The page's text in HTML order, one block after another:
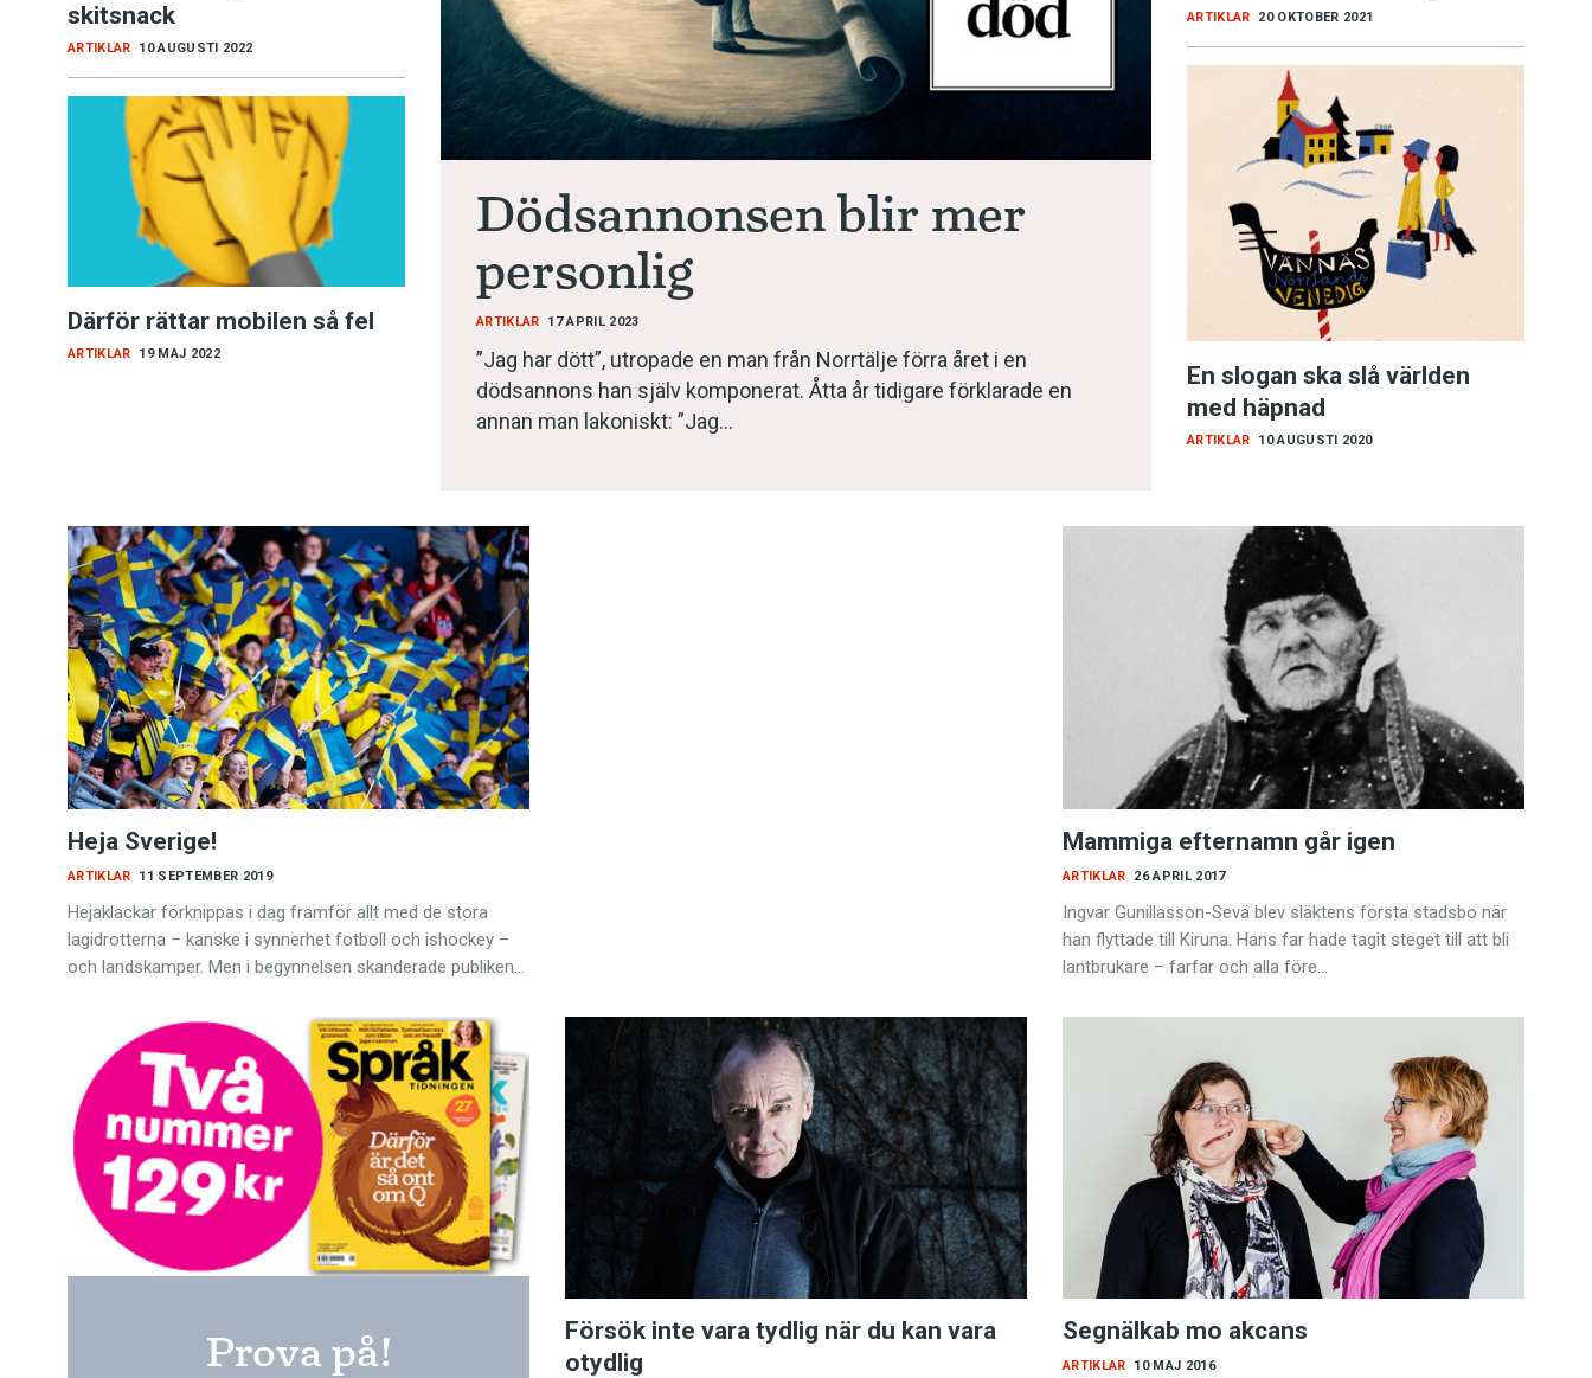
Anmäl till språkpolisen
Föreslå nyord
Annonsera
Prenumerera
Läs Språktidningen digitalt
Dödsannonsen blir mer
personlig
17 APRIL 2023
ARTIKLAR
”Jag har dött”, utropade en man från Norrtälje förra året i en
dödsannons han själv komponerat. Åtta år tidigare förklarade en
annan man lakoniskt: ”Jag…
skitsnack
10 AUGUSTI 2022
ARTIKLAR
Därför rättar mobilen så fel
19 MAJ 2022
ARTIKLAR
20 OKTOBER 2021
ARTIKLAR
En slogan ska slå världen
med häpnad
10 AUGUSTI 2020
ARTIKLAR
Heja Sverige!
11 SEPTEMBER 2019
ARTIKLAR
Hejaklackar förknippas i dag framför allt med de stora
lagidrotterna – kanske i synnerhet fotboll och ishockey –
och landskamper. Men i begynnelsen skanderade publiken…
Mammiga efternamn går igen
26 APRIL 2017
ARTIKLAR
Ingvar Gunillasson-Sevä blev släktens första stadsbo när
han flyttade till Kiruna. Hans far hade tagit steget till att bli
lantbrukare – farfar och alla före…
Prova på!
Försök inte vara tydlig när du kan vara
otydlig
Segnälkab mo akcans
10 MAJ 2016
ARTIKLAR